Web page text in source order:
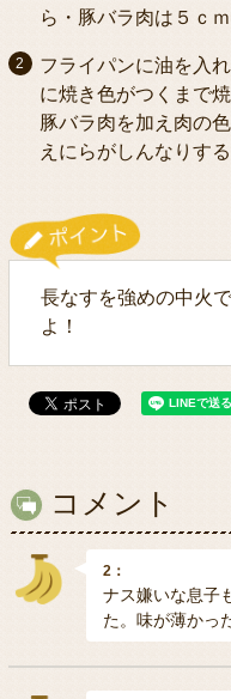
ら・豚バラ肉は５ｃｍ
フライパンに油を入
に焼き色がつくまで焼
豚バラ肉を加え肉の
えにらがしんなりす
長なすを強めの中火
よ！
コメント
2：
ナス嫌いな息子
た。味が薄かっ